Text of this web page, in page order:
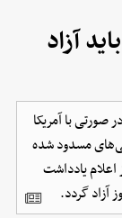
آزاد
صورتی با آمریکا
دلار از دارایی‌های مسدود شده
اعلام یادداشت